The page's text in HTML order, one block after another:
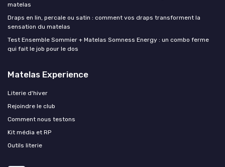
matelas
Draps en lin, percale ou satin : comment vos draps transforment la
sensation du matelas
Test Ensemble Sommier + Matelas Somness Energy : un combo ferme
qui fait le job pour le dos
Matelas Experience
Literie d'hiver
Rejoindre le club
Comment nous testons
Kit média et RP
Outils literie